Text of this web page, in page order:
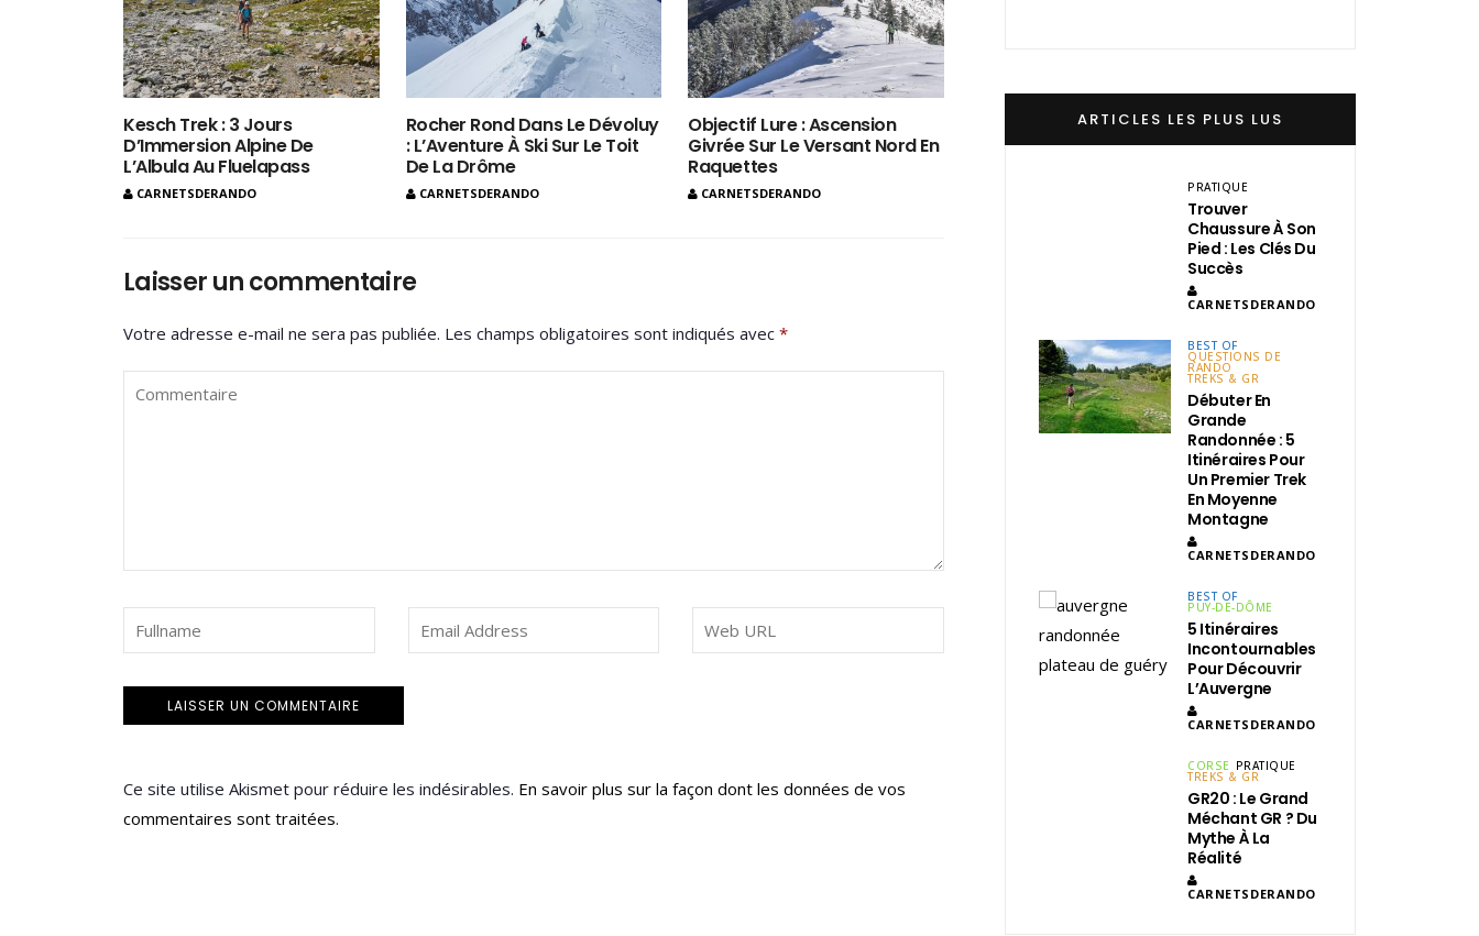
Kesch Trek : 3 Jours
D’Immersion Alpine De
L’Albula Au Fluelapass
CARNETSDERANDO
Rocher Rond Dans Le Dévoluy
: L’Aventure À Ski Sur Le Toit
De La Drôme
CARNETSDERANDO
Objectif Lure : Ascension
Givrée Sur Le Versant Nord En
Raquettes
CARNETSDERANDO
Laisser un commentaire
Votre adresse e-mail ne sera pas publiée. Les champs obligatoires sont indiqués avec *
Ce site utilise Akismet pour réduire les indésirables. En savoir plus sur la façon dont les données de vos
commentaires sont traitées.
ARTICLES LES PLUS LUS
PRATIQUE
Trouver
Chaussure À Son
Pied : Les Clés Du
Succès
CARNETSDERANDO
BEST OF
QUESTIONS DE
RANDO
TREKS & GR
Débuter En
Grande
Randonnée : 5
Itinéraires Pour
Un Premier Trek
En Moyenne
Montagne
CARNETSDERANDO
BEST OF
PUY-DE-DÔME
5 Itinéraires
Incontournables
Pour Découvrir
L’Auvergne
CARNETSDERANDO
CORSE PRATIQUE
TREKS & GR
GR20 : Le Grand
Méchant GR ? Du
Mythe À La
Réalité
CARNETSDERANDO